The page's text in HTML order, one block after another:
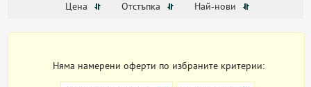
Цена Отстъпка Най-нови
Няма намерени оферти по избраните критерии: